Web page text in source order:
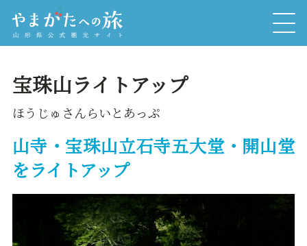
宝珠山ライトアップ
ほうじゅさんらいとあっぷ
山寺・宝珠山立石寺五大堂・開山堂
をライトアップ